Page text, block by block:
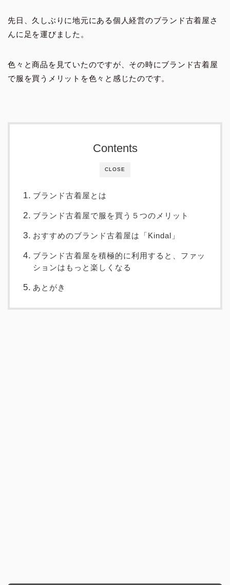
先日、久しぶりに地元にある個人経営のブランド古着屋さ
んに足を運びました。
色々と商品を見ていたのですが、その時にブランド古着屋
で服を買うメリットを色々と感じたのです。
CLOSE
Contents
ブランド古着屋とは
ブランド古着屋で服を買う５つのメリット
おすすめのブランド古着屋は「Kindal」
ブランド古着屋を積極的に利用すると、ファッ
ションはもっと楽しくなる
あとがき